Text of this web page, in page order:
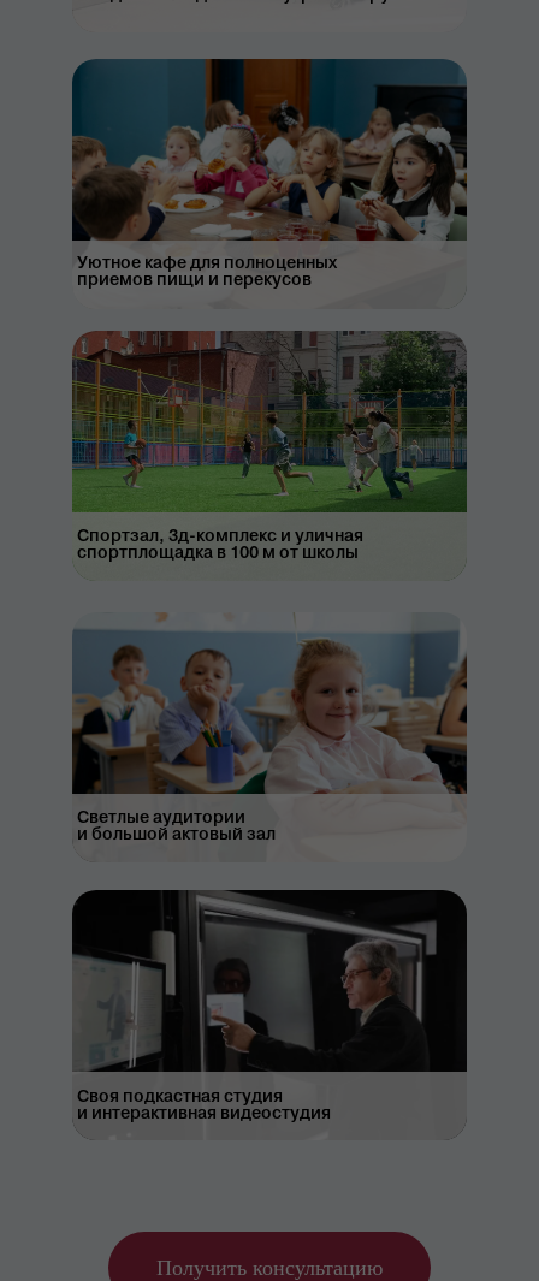
Уютное кафе для полноценных
приемов пищи и перекусов
Своя подкастная студия
и интерактивная видеостудия
Светлые аудитории
и большой актовый зал
Спортзал, 3д-комплекс и уличная
спортплощадка в 100 м от школы
Получить консультацию